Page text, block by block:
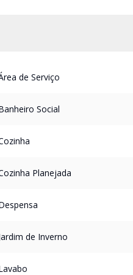
de Serviço
Social
Planejada
de Inverno